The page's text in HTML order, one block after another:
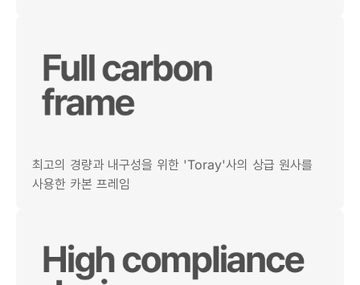
최고의 경량과 내구성을 위한 'Toray'사의 상급 원사를
사용한 카본 프레임